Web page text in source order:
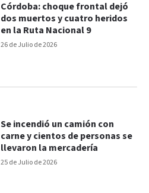
26 de Julio de 2026
Córdoba: choque frontal dejó
dos muertos y cuatro heridos
en la Ruta Nacional 9
25 de Julio de 2026
Se incendió un camión con
carne y cientos de personas se
llevaron la mercadería